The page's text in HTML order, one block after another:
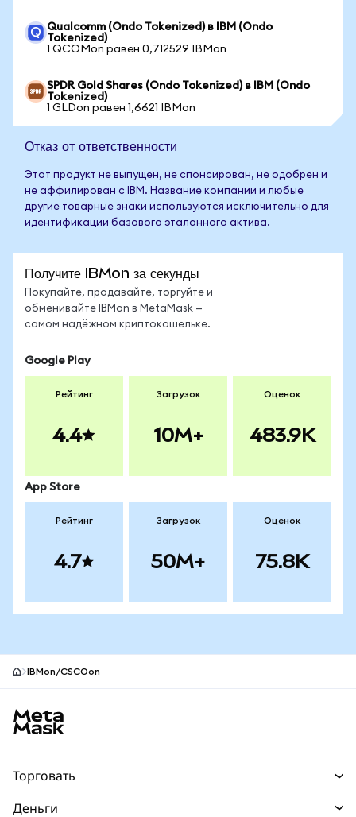
Qualcomm (Ondo Tokenized) в IBM (Ondo
Tokenized)
1 QCOMon равен 0,712529 IBMon
SPDR Gold Shares (Ondo Tokenized) в IBM (Ondo
Tokenized)
1 GLDon равен 1,6621 IBMon
Отказ от ответственности
Этот продукт не выпущен, не спонсирован, не одобрен и
не аффилирован с IBM. Название компании и любые
другие товарные знаки используются исключительно для
идентификации базового эталонного актива.
Получите IBMon за секунды
Покупайте, продавайте, торгуйте и
обменивайте IBMon в MetaMask —
самом надёжном криптокошельке.
Google Play
Рейтинг
4.4
Загрузок
10M+
Оценок
483.9K
App Store
Рейтинг
4.7
Загрузок
50M+
Оценок
75.8K
IBMon/CSCOon
Торговать
Деньги